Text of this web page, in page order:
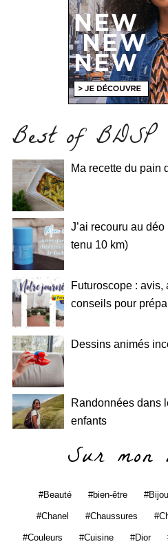
Best of BDSP
Ma recette du pain
J’ai recouru au
tenu 10 km)
Futuroscope : avis,
conseils pour
Dessins animés
Randonnées dans
enfants
Sur mon
Beauté bien-être
Chanel Chaussures
Couleurs Cuisine Dior